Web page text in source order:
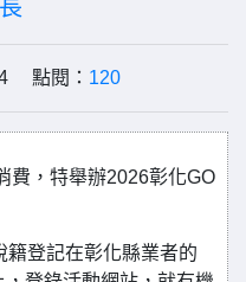
點閱： 120
費，特舉辦2026彰化GO
籍登記在彰化縣業者的